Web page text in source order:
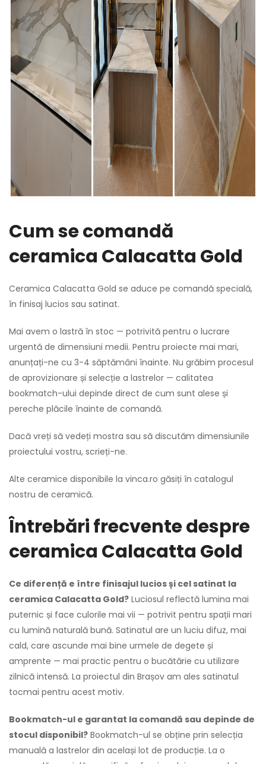
Cum se comandă
ceramica Calacatta Gold
Ceramica Calacatta Gold se aduce pe comandă specială,
în finisaj lucios sau satinat.
Mai avem o lastră în stoc — potrivită pentru o lucrare
urgentă de dimensiuni medii. Pentru proiecte mai mari,
anunțați-ne cu 3-4 săptămâni înainte. Nu grăbim procesul
de aprovizionare și selecție a lastrelor — calitatea
bookmatch-ului depinde direct de cum sunt alese și
pereche plăcile înainte de comandă.
Dacă vreți să vedeți mostra sau să discutăm dimensiunile
proiectului vostru, scrieți-ne.
Alte ceramice disponibile la vinca.ro găsiți în catalogul
nostru de ceramică.
Întrebări frecvente despre
ceramica Calacatta Gold
Ce diferență e între finisajul lucios și cel satinat la
ceramica Calacatta Gold? Luciosul reflectă lumina mai
puternic și face culorile mai vii — potrivit pentru spații mari
cu lumină naturală bună. Satinatul are un luciu difuz, mai
cald, care ascunde mai bine urmele de degete și
amprente — mai practic pentru o bucătărie cu utilizare
zilnică intensă. La proiectul din Brașov am ales satinatul
tocmai pentru acest motiv.
Bookmatch-ul e garantat la comandă sau depinde de
stocul disponibil? Bookmatch-ul se obține prin selecția
manuală a lastrelor din același lot de producție. La o